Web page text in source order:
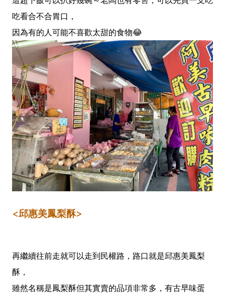
吃看合不合胃口，
因為有的人可能不喜歡太甜的食物😂
<邱惠美鳳梨酥>
再繼續往前走就可以走到民權路，路口就是邱惠美鳳梨
酥，
雖然名稱是鳳梨酥但其實賣的品項非常多，有古早味蛋